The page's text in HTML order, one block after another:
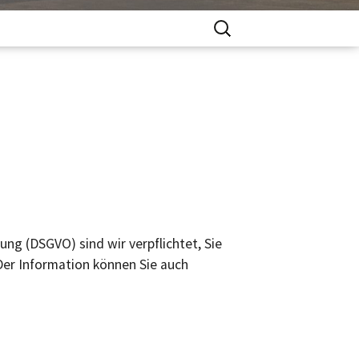
(DSGVO) sind wir verpflichtet, Sie
Information können Sie auch